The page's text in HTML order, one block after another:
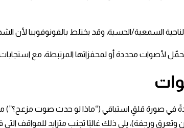
لأصوات محددة أو لمحفزاتها المرتبطة، مع
في صورة قلقٍ استباقي (“ماذا لو حدث صوت مزعج؟”)
ورجفة)، يلي ذلك غالبًا تجنب متزايد للمواقف التي